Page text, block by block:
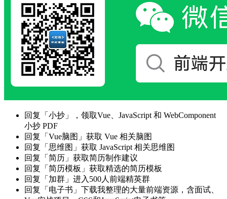
回复「小抄」，领取Vue、JavaScript 和 WebComponent
小抄 PDF
回复「Vue脑图」获取 Vue 相关脑图
回复「思维图」获取 JavaScript 相关思维图
回复「简历」获取简历制作建议
回复「简历模板」获取精选的简历模板
回复「加群」进入500人前端精英群
回复「电子书」下载我整理的大量前端资源，含面试、